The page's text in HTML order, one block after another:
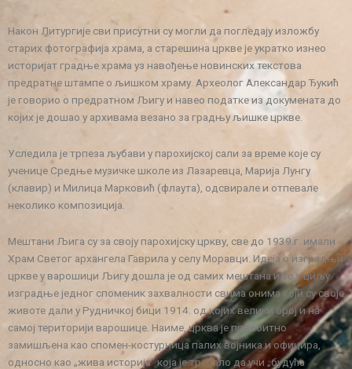
Након Литургије сви присутни су могли да погледају изложбу
старих фотографија храма, а старешина цркве је укратко изнео
историјат градње храма уз навођење новинских текстова
предратне штампе о љишком храму. Археолог Александар Ђукић
је говорио о предратном Љигу и навео податке из докумената до
којих је дошао у архивама везано за градњу љишке цркве.
Уследила је трпеза љубави у парохијској сали за време које су
ученице Средње музичке школе из Лазаревца, Марија Лунгу
(клавир) и Милица Марковић (флаута), одсвирале и отпевале
неколико композиција.
Мештани Љига су за своју парохијску цркву, све до 1939.г. имали
Храм Светог архангела Гаврила у селу Моравци. Идеја о изградњи
цркве у варошици Љигу дошла је од самих мештана и то у циљу
изградње једног споменик захвалности свима онима који су своје
животе дали у Рудничкој бици 1914. од којих велики број и на
самој територији варошице. Наиме, црква је првобитно
замишљена као спомен-костурница палих војника и официра,
односно као „жива историја“ која је требало да учи „будућа